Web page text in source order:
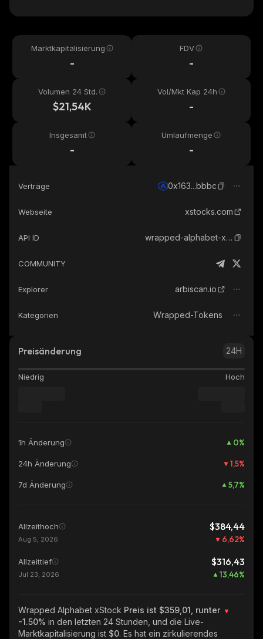
Marktkapitalisierung
-
FDV
-
Volumen 24 Std.
$21,54K
Vol/Mkt Kap 24h
-
Insgesamt
-
Umlaufmenge
-
Verträge 0x163...bbbc
Webseite xstocks.com
API ID wrapped-alphabet-xstock
COMMUNITY
Explorer arbiscan.io
Kategorien Wrapped-Tokens
Preisänderung 24H
Niedrig Hoch
1h Änderung 0%
24h Änderung 1,5%
7d Änderung 5,7%
Allzeithoch $384,44
Aug 5, 2026 6,62%
Allzeittief $316,43
Jul 23, 2026 13,46%
Wrapped Alphabet xStock Preis ist $359,01, runter
-1.50% in den letzten 24 Stunden, und die Live-
Marktkapitalisierung ist $0. Es hat ein zirkulierendes